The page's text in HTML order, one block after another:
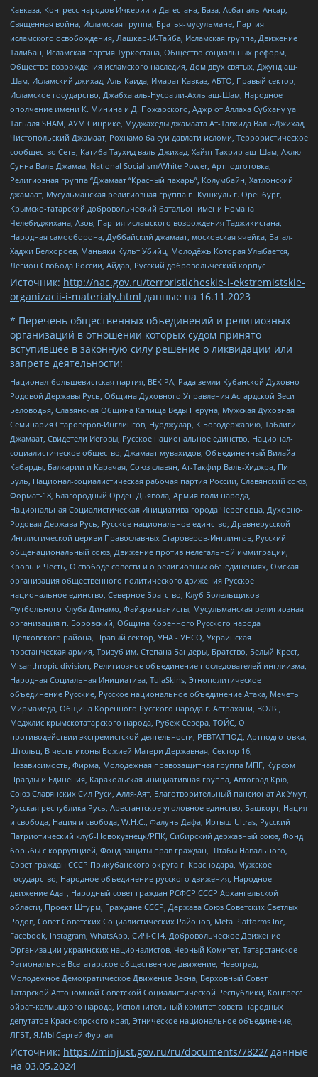
Кавказа, Конгресс народов Ичкерии и Дагестана, База, Асбат аль-Ансар,
Священная война, Исламская группа, Братья-мусульмане, Партия
исламского освобождения, Лашкар-И-Тайба, Исламская группа, Движение
Талибан, Исламская партия Туркестана, Общество социальных реформ,
Общество возрождения исламского наследия, Дом двух святых, Джунд аш-
Шам, Исламский джихад, Аль-Каида, Имарат Кавказ, АБТО, Правый сектор,
Исламское государство, Джабха аль-Нусра ли-Ахль аш-Шам, Народное
ополчение имени К. Минина и Д. Пожарского, Аджр от Аллаха Субхану уа
Тагьаля SHAM, АУМ Синрике, Муджахеды джамаата Ат-Тавхида Валь-Джихад,
Чистопольский Джамаат, Рохнамо ба суи давлати исломи, Террористическое
сообщество Сеть, Катиба Таухид валь-Джихад, Хайят Тахрир аш-Шам, Ахлю
Сунна Валь Джамаа, National Socialism/White Power, Артподготовка,
Религиозная группа “Джамаат “Красный пахарь”, Колумбайн, Хатлонский
джамаат, Мусульманская религиозная группа п. Кушкуль г. Оренбург,
Крымско-татарский добровольческий батальон имени Номана
Челебиджихана, Азов, Партия исламского возрождения Таджикистана,
Народная самооборона, Дуббайский джамаат, московская ячейка, Батал-
Хаджи Белхороев, Маньяки Культ Убийц, Молодёжь Которая Улыбается,
Легион Свобода России, Айдар, Русский добровольческий корпус
Источник: http://nac.gov.ru/terroristicheskie-i-ekstremistskie-
organizacii-i-materialy.html данные на 16.11.2023
* Перечень общественных объединений и религиозных
организаций в отношении которых судом принято
вступившее в законную силу решение о ликвидации или
запрете деятельности:
Национал-большевистская партия, ВЕК РА, Рада земли Кубанской Духовно
Родовой Державы Русь, Община Духовного Управления Асгардской Веси
Беловодья, Славянская Община Капища Веды Перуна, Мужская Духовная
Семинария Староверов-Инглингов, Нурджулар, К Богодержавию, Таблиги
Джамаат, Свидетели Иеговы, Русское национальное единство, Национал-
социалистическое общество, Джамаат мувахидов, Объединенный Вилайат
Кабарды, Балкарии и Карачая, Союз славян, Ат-Такфир Валь-Хиджра, Пит
Буль, Национал-социалистическая рабочая партия России, Славянский союз,
Формат-18, Благородный Орден Дьявола, Армия воли народа,
Национальная Социалистическая Инициатива города Череповца, Духовно-
Родовая Держава Русь, Русское национальное единство, Древнерусской
Инглистической церкви Православных Староверов-Инглингов, Русский
общенациональный союз, Движение против нелегальной иммиграции,
Кровь и Честь, О свободе совести и о религиозных объединениях, Омская
организация общественного политического движения Русское
национальное единство, Северное Братство, Клуб Болельщиков
Футбольного Клуба Динамо, Файзрахманисты, Мусульманская религиозная
организация п. Боровский, Община Коренного Русского народа
Щелковского района, Правый сектор, УНА - УНСО, Украинская
повстанческая армия, Тризуб им. Степана Бандеры, Братство, Белый Крест,
Misanthropic division, Религиозное объединение последователей инглиизма,
Народная Социальная Инициатива, TulaSkins, Этнополитическое
объединение Русские, Русское национальное объединение Атака, Мечеть
Мирмамеда, Община Коренного Русского народа г. Астрахани, ВОЛЯ,
Меджлис крымскотатарского народа, Рубеж Севера, ТОЙС, О
противодействии экстремистской деятельности, РЕВТАТПОД, Артподготовка,
Штольц, В честь иконы Божией Матери Державная, Сектор 16,
Независимость, Фирма, Молодежная правозащитная группа МПГ, Курсом
Правды и Единения, Каракольская инициативная группа, Автоград Крю,
Союз Славянских Сил Руси, Алля-Аят, Благотворительный пансионат Ак Умут,
Русская республика Русь, Арестантское уголовное единство, Башкорт, Нация
и свобода, Нация и свобода, W.H.С., Фалунь Дафа, Иртыш Ultras, Русский
Патриотический клуб-Новокузнецк/РПК, Сибирский державный союз, Фонд
борьбы с коррупцией, Фонд защиты прав граждан, Штабы Навального,
Совет граждан СССР Прикубанского округа г. Краснодара, Мужское
государство, Народное объединение русского движения, Народное
движение Адат, Народный совет граждан РСФСР СССР Архангельской
области, Проект Штурм, Граждане СССР, Держава Союз Советских Светлых
Родов, Совет Советских Социалистических Районов, Meta Platforms Inc,
Facebook, Instagram, WhatsApp, СИЧ-С14, Добровольческое Движение
Организации украинских националистов, Черный Комитет, Татарстанское
Региональное Всетатарское общественное движение, Невоград,
Молодежное Демократическое Движение Весна, Верховный Совет
Татарской Автономной Советской Социалистической Республики, Конгресс
ойрат-калмыцкого народа, Исполнительный комитет совета народных
депутатов Красноярского края, Этническое национальное объединение,
ЛГБТ, Я.МЫ Сергей Фургал
Источник: https://minjust.gov.ru/ru/documents/7822/ данные
на 03.05.2024